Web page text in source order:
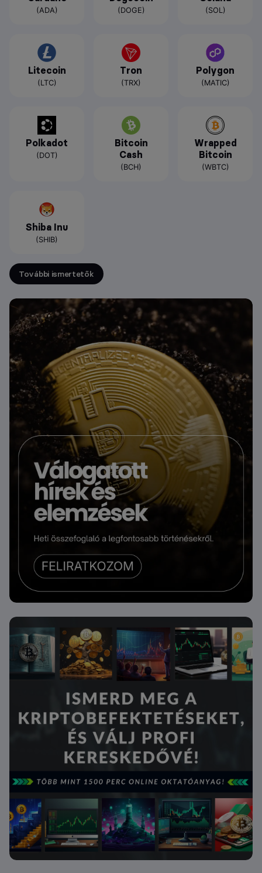
(ADA) (DOGE) (SOL)
Litecoin
(LTC)
Tron
(TRX)
Polygon
(MATIC)
Polkadot
(DOT)
Bitcoin
Cash
(BCH)
Wrapped
Bitcoin
(WBTC)
Shiba Inu
(SHIB)
További ismertetők